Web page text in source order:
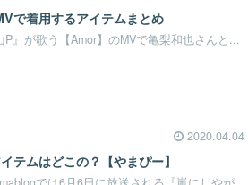
で着用するアイテムまとめ
P』が歌う【Amor】のMVで亀梨和也さんと...
2020.04.04
テムはどこの？【やまぴー】